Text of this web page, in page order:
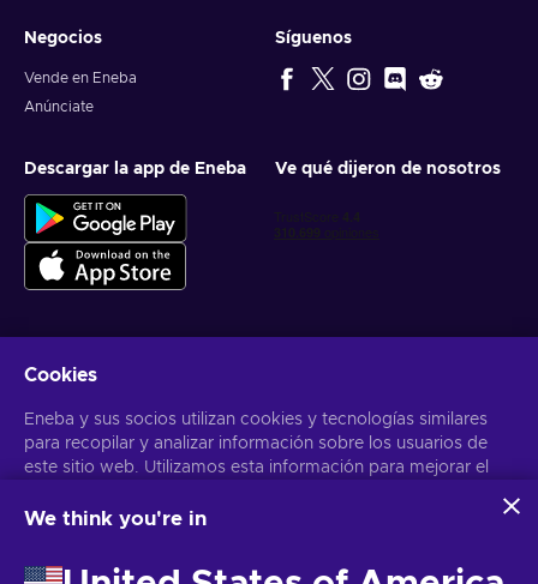
Negocios
Vende en Eneba
Anúnciate
Síguenos
Descargar la app de Eneba Ve qué dijeron de nosotros
Obtén ofertas personalizadas de videojuegos
Suscribirse
Puedes darte de baja en cualquier momento. Visita el apartadoAviso
Cookies
Eneba y sus socios utilizan cookies y tecnologías similares
para recopilar y analizar información sobre los usuarios de
este sitio web. Utilizamos esta información para mejorar el
personales también pueden emplearse para personalizar los
Al hacer clic en «Aceptar todo», das tu consentimiento para
We think you're in